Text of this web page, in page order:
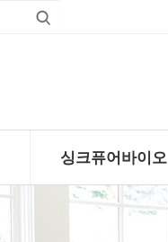
싱크퓨어바이오
하위분류